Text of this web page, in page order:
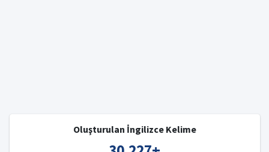
Oluşturulan İngilizce Kelime